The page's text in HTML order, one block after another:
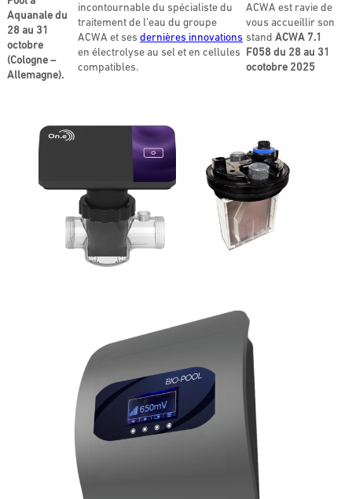
Aquanale du
28 au 31
octobre
(Cologne –
Allemagne).
incontournable du spécialiste du
traitement de l’eau du groupe
ACWA et sesdernières innovations
en électrolyse au sel et en cellules
compatibles.
ACWA est ravie de
vous accueillir son
standACWA 7.1
F058 du 28 au 31
ocotobre 2025